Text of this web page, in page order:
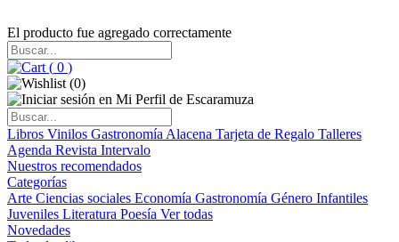
El producto fue agregado correctamente
( 0 )
(0)
Libros Vinilos Gastronomía Alacena Tarjeta de Regalo Talleres
Agenda Revista Intervalo
Nuestros recomendados
Categorías
Arte Ciencias sociales Economía Gastronomía Género Infantiles
Juveniles Literatura Poesía Ver todas
Novedades